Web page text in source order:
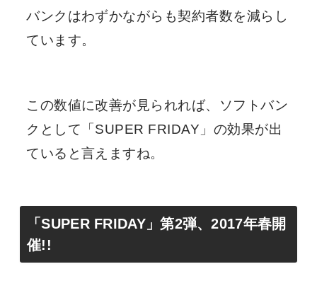
バンクはわずかながらも契約者数を減らし
ています。
この数値に改善が見られれば、ソフトバン
クとして「SUPER FRIDAY」の効果が出
ていると言えますね。
「SUPER FRIDAY」第2弾、2017年春開
催!!